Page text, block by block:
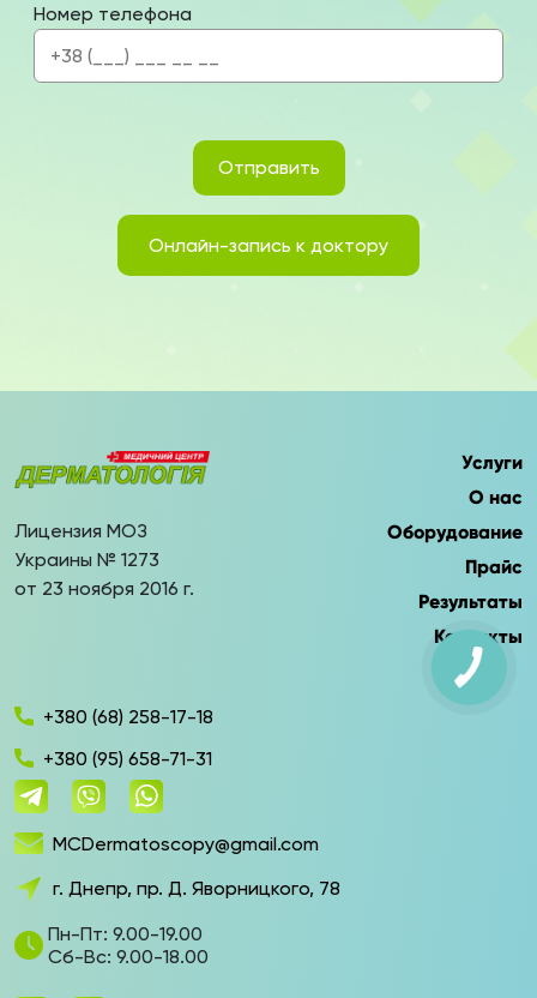
Номер телефона
Отправить
Онлайн-запись к доктору
Лицензия МОЗ
Украины № 1273
от 23 ноября 2016 г.
Услуги
О нас
Оборудование
Прайс
Результаты
Контакты
+380 (68) 258-17-18
+380 (95) 658-71-31
MCDermatoscopy@gmail.com
г. Днепр, пр. Д. Яворницкого, 78
Пн-Пт: 9.00-19.00
Сб-Вс: 9.00-18.00